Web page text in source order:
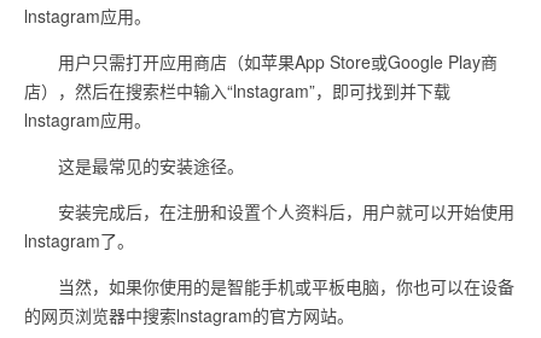
lnstagram应用。
用户只需打开应用商店（如苹果App Store或Google Play商
店），然后在搜索栏中输入“lnstagram”，即可找到并下载
lnstagram应用。
这是最常见的安装途径。
安装完成后，在注册和设置个人资料后，用户就可以开始使用
lnstagram了。
当然，如果你使用的是智能手机或平板电脑，你也可以在设备
的网页浏览器中搜索lnstagram的官方网站。